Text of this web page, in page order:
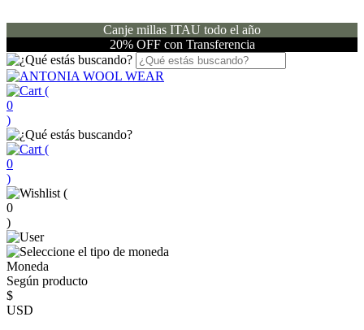
Canje millas ITAU todo el año
20% OFF con Transferencia
(
0
)
(
0
)
(
0
)
Moneda
Según producto
$
USD